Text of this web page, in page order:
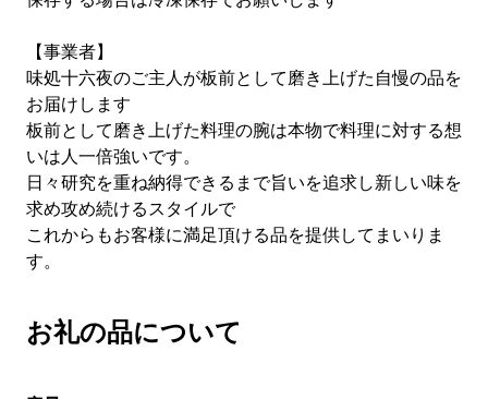
【事業者】
味処十六夜のご主人が板前として磨き上げた自慢の品を
お届けします
板前として磨き上げた料理の腕は本物で料理に対する想
いは人一倍強いです。
日々研究を重ね納得できるまで旨いを追求し新しい味を
求め攻め続けるスタイルで
これからもお客様に満足頂ける品を提供してまいりま
す。
お礼の品について